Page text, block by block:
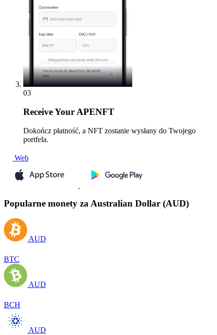
03
ReceiveYour APENFT
Dokończ płatność, a NFT zostanie wysłany do Twojego
portfela.
Web
Popularne monety za Australian Dollar (AUD)
AUD
BTC
AUD
BCH
AUD